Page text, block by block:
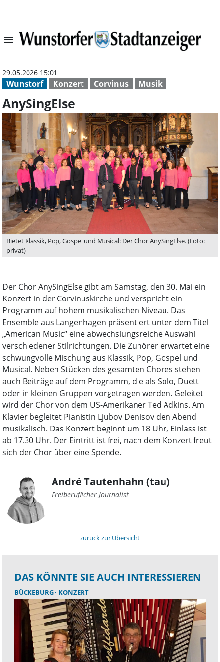
menu AnySingElse |
Wunstorf Konzert Corvinus Musik
29.05.2026 15:01
AnySingElse
Bietet Klassik, Pop, Gospel und Musical: Der Chor AnySingElse. (Foto:
privat)
Der Chor AnySingElse gibt am Samstag, den 30. Mai ein
Konzert in der Corvinuskirche und verspricht ein
Programm auf hohem musikalischen Niveau. Das
Ensemble aus Langenhagen präsentiert unter dem Titel
„American Music“ eine abwechslungsreiche Auswahl
verschiedener Stilrichtungen. Die Zuhörer erwartet eine
schwungvolle Mischung aus Klassik, Pop, Gospel und
Musical. Neben Stücken des gesamten Chores stehen
auch Beiträge auf dem Programm, die als Solo, Duett
oder in kleinen Gruppen vorgetragen werden. Geleitet
wird der Chor von dem US-Amerikaner Ted Adkins. Am
Klavier begleitet Pianistin Ljubov Denisov den Abend
musikalisch. Das Konzert beginnt um 18 Uhr, Einlass ist
ab 17.30 Uhr. Der Eintritt ist frei, nach dem Konzert freut
sich der Chor über eine Spende.
André Tautenhahn (tau)
Freiberuflicher Journalist
zurück zur Übersicht
DAS KÖNNTE SIE AUCH INTERESSIEREN
BÜCKEBURG KONZERT